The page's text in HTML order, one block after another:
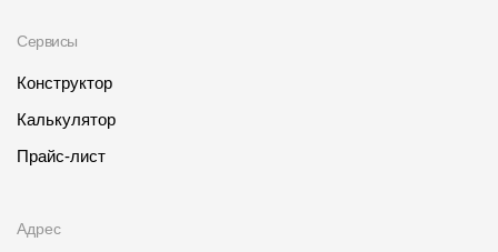
Сервисы
Конструктор
Калькулятор
Прайс-лист
Адрес